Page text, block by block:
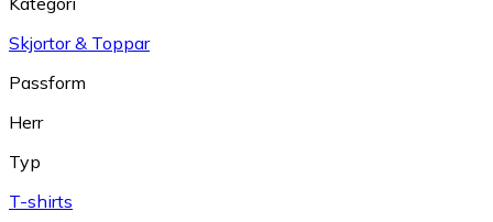
Skjortor & Toppar
Passform
Herr
Typ
T-shirts